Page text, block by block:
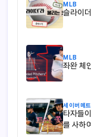
MLB
슬라이
MLB
좌완 체
세이버메
타자들
를 사하